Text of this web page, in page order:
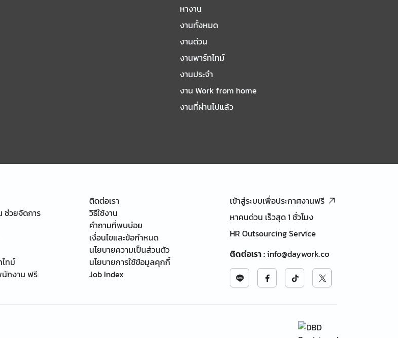
หางาน
งานทั้งหมด
งานด่วน
งานพาร์ทไทม์
งานประจำ
งาน Work from home
งานที่ผ่านไปแล้ว
ช่วยจัดการ
ทม์
นักงาน ฟรี
ติดต่อเรา
วิธีใช้งาน
คำถามที่พบบ่อย
เงื่อนไขและข้อกำหนด
นโยบายความเป็นส่วนตัว
นโยบายการใช้ข้อมูลคุกกี้
Job Index
เข้าสู่ระบบเพื่อประกาศงานฟรี
หาคนด่วน เร็วสุด 1 ชั่วโมง
HR Outsourcing Service
ติดต่อเรา:info@daywork.co